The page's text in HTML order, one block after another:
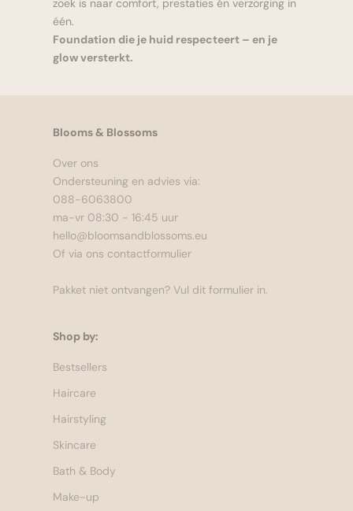
zoek is naar comfort, prestaties én verzorging in
één.
Foundation die je huid respecteert – en je
glow versterkt.
Blooms & Blossoms
Over ons
Ondersteuning en advies via:
088-6063800
ma-vr 08:30 - 16:45 uur
hello@bloomsandblossoms.eu
Of via ons contactformulier
Pakket niet ontvangen?Vul dit formulier in.
Shop by:
Bestsellers
Haircare
Hairstyling
Skincare
Bath & Body
Make-up